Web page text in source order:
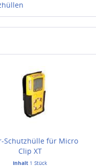
Schutzhülle für Micro
Clip XT
Inhalt 1 Stück